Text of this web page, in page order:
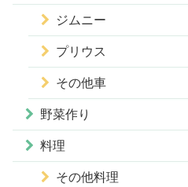
ジムニー
プリウス
その他車
野菜作り
料理
その他料理